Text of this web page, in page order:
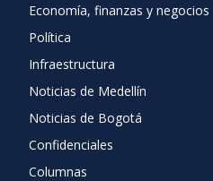
Economía, finanzas y negocios
Política
Infraestructura
Noticias de Medellín
Noticias de Bogotá
Confidenciales
Columnas